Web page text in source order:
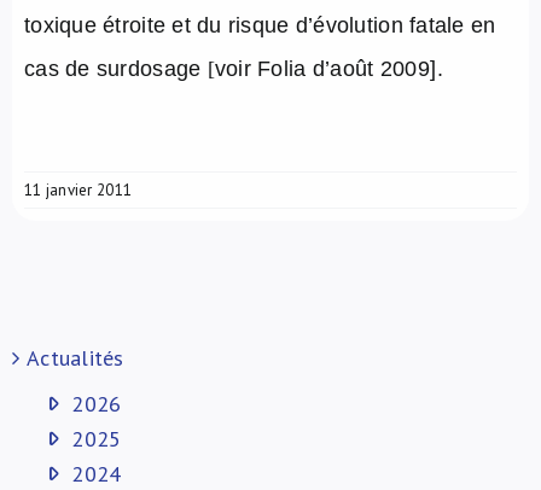
toxique étroite et du risque d’évolution fatale en
cas de surdosage [voir Folia d’août 2009].
11 janvier 2011
Actualités
2026
2025
2024